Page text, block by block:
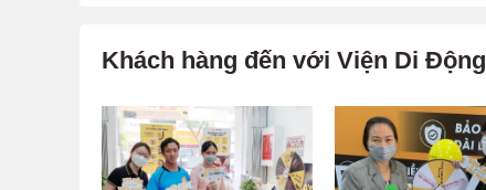
Khách hàng đến với Viện Di Động